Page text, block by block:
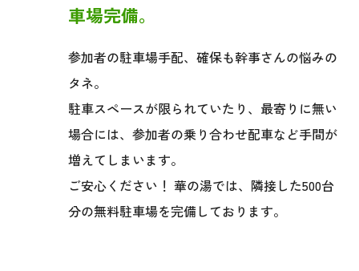
車場完備。
参加者の駐車場手配、確保も幹事さんの悩みの
タネ。
駐車スペースが限られていたり、最寄りに無い
場合には、 参加者の乗り合わせ配車など手間が
増えてしまいます。
ご安心ください！ 華の湯では、隣接した500台
分の無料駐車場を完備しております。